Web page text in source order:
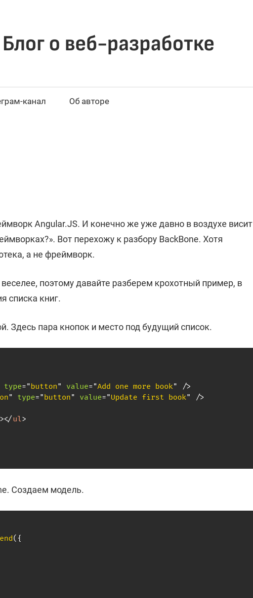
о веб-разработке
канал Об авторе
Angular.JS. И конечно же уже давно в воздухе висит
Вот перехожу к разбору BackBone. Хотя
а не фреймворк.
поэтому давайте разберем крохотный пример, в
списка книг.
Здесь пара кнопок и место под будущий список.
type="button" value="Add one more book"
/>
" type="button" value="Update first book"
/>
></ul>
Создаем модель.
( {